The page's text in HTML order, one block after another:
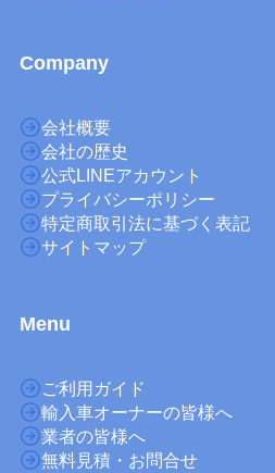
Company
会社概要
会社の歴史
公式LINEアカウント
プライバシーポリシー
特定商取引法に基づく表記
サイトマップ
Menu
ご利用ガイド
輸入車オーナーの皆様へ
業者の皆様へ
無料見積・お問合せ